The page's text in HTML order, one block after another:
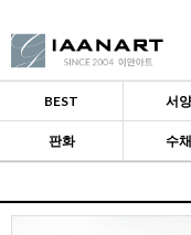
BEST 서
판화 수